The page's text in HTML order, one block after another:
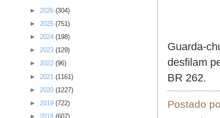
Guarda-
desfilam
BR 262.
Postado
► 2026 (304)
► 2025 (751)
► 2024 (198)
► 2023 (129)
► 2022 (96)
► 2021 (1161)
► 2020 (1227)
► 2019 (722)
► 2018 (607)